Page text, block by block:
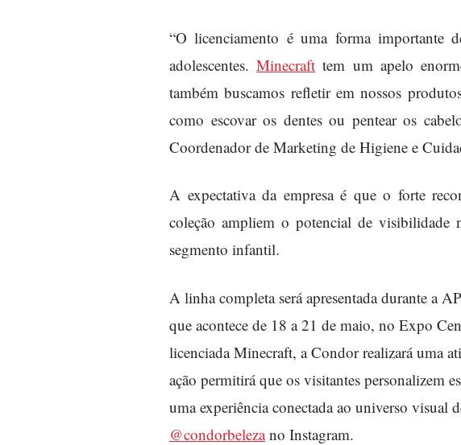
“O licenciamento é uma forma importante
adolescentes.Minecraft tem um apelo
também buscamos refletir em nossos
como escovar os dentes ou pentear os
Coordenador de Marketing de Higiene e
A expectativa da empresa é que o forte
coleção ampliem o potencial de visibilidade
segmento infantil.
A linha completa será apresentada durante a
que acontece de 18 a 21 de maio, no Expo
licenciada Minecraft, a Condor realizará uma
ação permitirá que os visitantes personalizem
uma experiência conectada ao universo
@condorbelezano Instagram.